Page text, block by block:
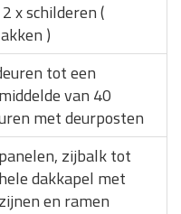
x schilderen (
)
tot een
van 40
met deurposten
zijbalk tot
dakkapel met
en ramen